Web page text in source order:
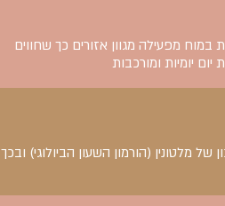
מפעילה מגוון אזורים כך שחווים
יום יומיות ומורכבות
של מלטונין (הורמון השעון הביולוגי) ובכך